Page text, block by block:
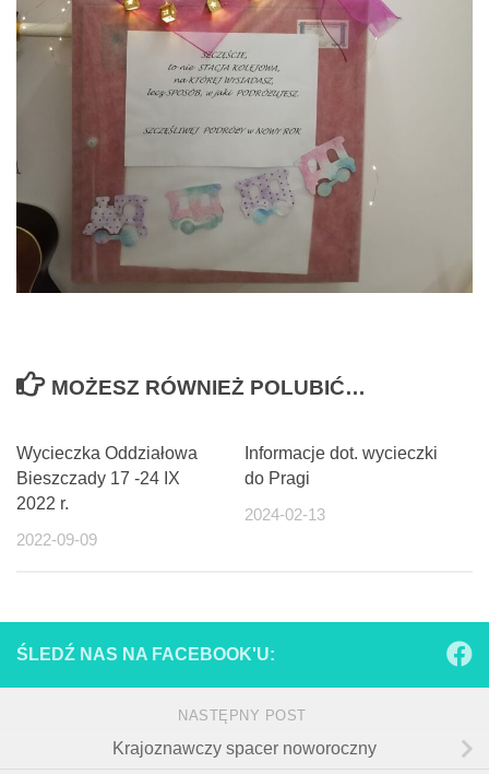
MOŻESZ RÓWNIEŻ POLUBIĆ…
Wycieczka Oddziałowa
Bieszczady 17 -24 IX
2022 r.
2022-09-09
Informacje dot. wycieczki
do Pragi
2024-02-13
ŚLEDŹ NAS NA FACEBOOK'U:
NASTĘPNY POST
Krajoznawczy spacer noworoczny